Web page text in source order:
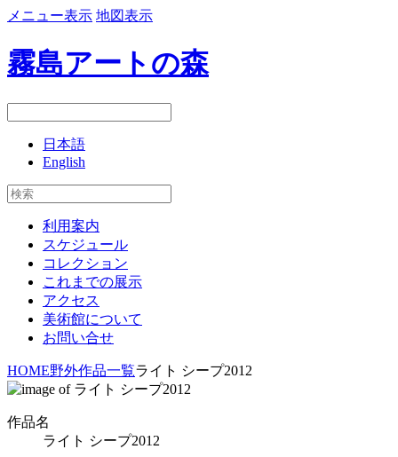
メニュー表示 地図表示
霧島アートの森
日本語
English
利用案内
スケジュール
コレクション
これまでの展示
アクセス
美術館について
お問い合せ
HOME野外作品一覧ライト シープ2012
作品名
ライト シープ2012